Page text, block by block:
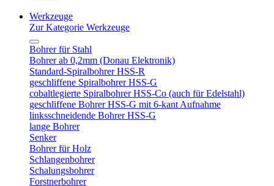
Werkzeuge
Zur Kategorie Werkzeuge
Bohrer für Stahl
Bohrer ab 0,2mm (Donau Elektronik)
Standard-Spiralbohrer HSS-R
geschliffene Spiralbohrer HSS-G
cobaltlegierte Spiralbohrer HSS-Co (auch für Edelstahl)
geschliffene Bohrer HSS-G mit 6-kant Aufnahme
linksschneidende Bohrer HSS-G
lange Bohrer
Senker
Bohrer für Holz
Schlangenbohrer
Schalungsbohrer
Forstnerbohrer